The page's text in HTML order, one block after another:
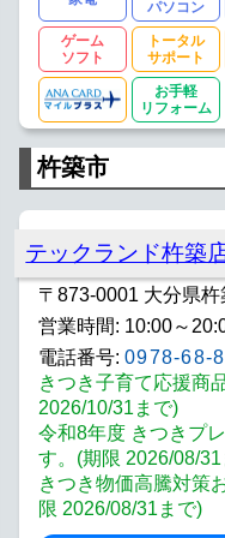
パソコン
ゲーム
ソフト
トータル
サポート
お手軽
リフォーム
杵築市
テックランド杵築
〒873-0001 大分県
営業時間: 10:00～
電話番号: 0978-68-
きつき子育て応援商
2026/10/31まで)
令和8年度 きつきプ
す。(期限 2026/08/
きつき物価高騰対策
限 2026/08/31まで)